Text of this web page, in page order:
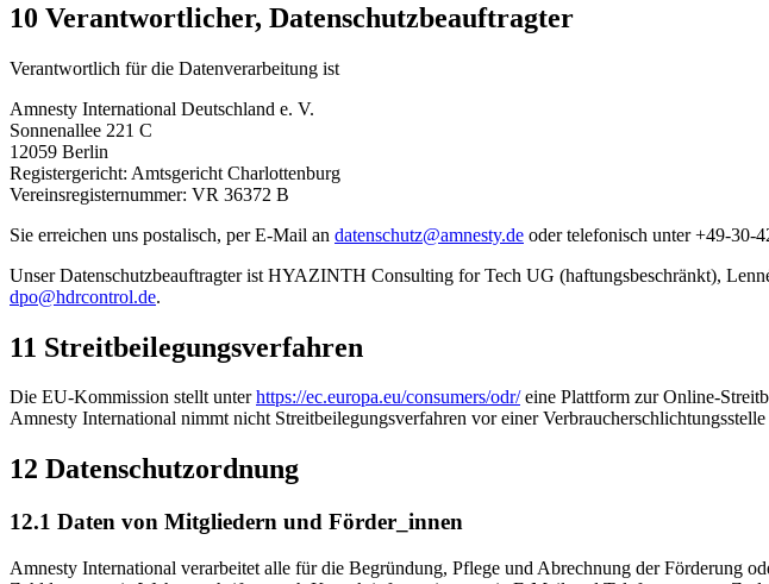
10 Verantwortlicher, Datenschutzbeauftragter
Verantwortlich für die Datenverarbeitung ist
Amnesty International Deutschland e. V.
Sonnenallee 221 C
12059 Berlin
Registergericht: Amtsgericht Charlottenburg
Vereinsregisternummer: VR 36372 B
Sie erreichen uns postalisch, per E-Mail an datenschutz@amnesty.de oder telefonisch unter +49-30-
Unser Datenschutzbeauftragter ist HYAZINTH Consulting for Tech UG (haftungsbeschränkt),
dpo@hdrcontrol.de.
11 Streitbeilegungsverfahren
Die EU-Kommission stellt unterhttps://ec.europa.eu/consumers/odr/eine Plattform zur Online-
Amnesty International nimmt nicht Streitbeilegungsverfahren vor einer
12 Datenschutzordnung
12.1 Daten von Mitgliedern und Förder_innen
Amnesty International verarbeitet alle für die Begründung, Pflege und Abrechnung der Förderung